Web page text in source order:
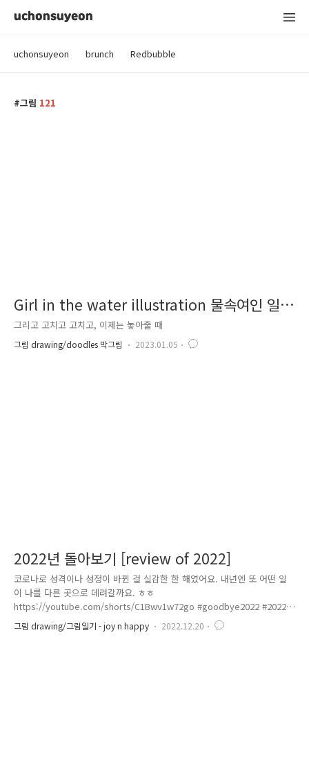
uchonsuyeon
uchonsuyeon brunch Redbubble
그림 121
Girl in the water illustration 물속여인 일
러스트레이션
그리고 고치고 고치고, 이제는 놓아줄 때
그림 drawing/doodles 막그림 2023.01.05
2022년 돌아보기 [review of 2022]
코로나로 성격이나 성정이 바뀐 걸 실감한 한 해였어요. 내년엔 또 어떤 일
이 나를 다른 곳으로 데려갈까요. ㅎㅎ
https://youtube.com/shorts/C1Bwv1w72go #goodbye2022 #2022년
돌아보기 #카툰 #cartoon #doodles #drawing #reviewof2022
그림 drawing/그림일기 - joy n happy 2022.12.20